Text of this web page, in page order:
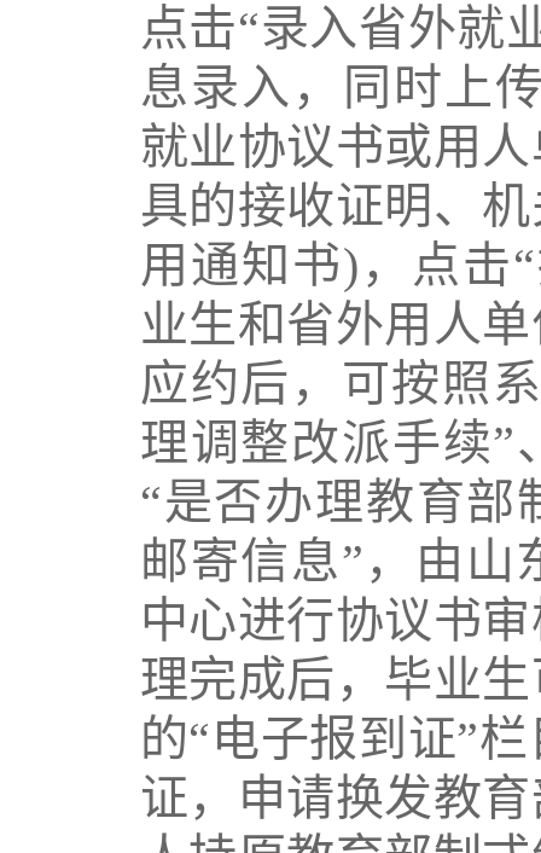
点击“录入省外就
息录入，同时上
就业协议书或用
具的接收证明、
用通知书) ，点击
业生和省外用人
应约后，可按照
理调整改派手续”
“是否办理教育部
邮寄信息”，由山
中心进行协议书
理完成后，毕业
的“电子报到证”
证，申请换发教